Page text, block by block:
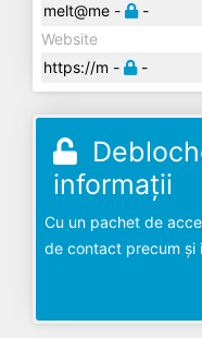
melt@me -
-
Website
https://m -
-
informații
Cu un pachet de
de contact precum și